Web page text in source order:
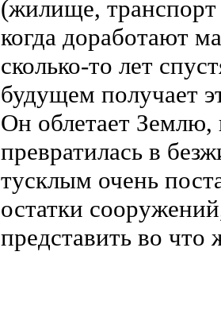
(жилище,
когда доработают
сколько-то лет
будущем получает
Он облетает Землю,
превратилась в
тусклым очень
остатки
представить во